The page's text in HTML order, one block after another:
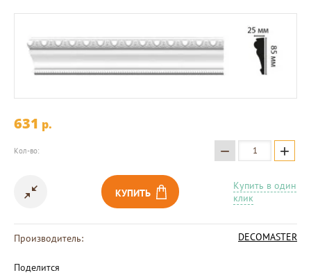
631 p.
Кол-во: − +
КУПИТЬ
Купить в один
клик
Производитель: DECOMASTER
Поделится